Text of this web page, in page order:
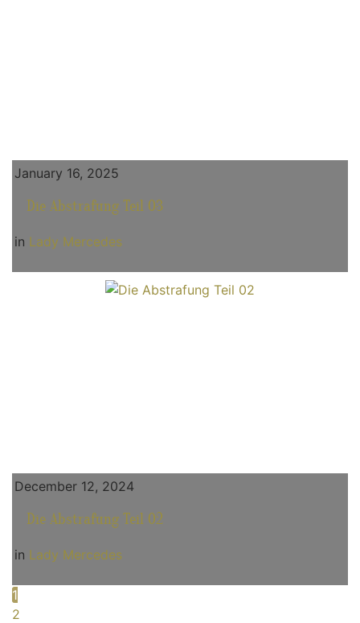
January 16, 2025
Die Abstrafung Teil 03
in Lady Mercedes
December 12, 2024
Die Abstrafung Teil 02
in Lady Mercedes
1
2